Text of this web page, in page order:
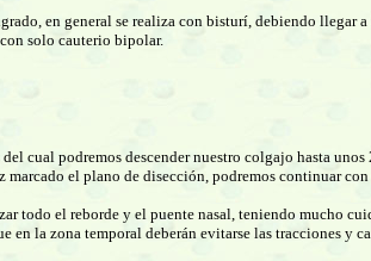
en general se realiza con bisturí, debiendo llegar
solo cauterio bipolar.
cual podremos descender nuestro colgajo hasta
el plano de disección, podremos continuar
todo el reborde y el puente nasal, teniendo mucho
la zona temporal deberán evitarse las tracciones y